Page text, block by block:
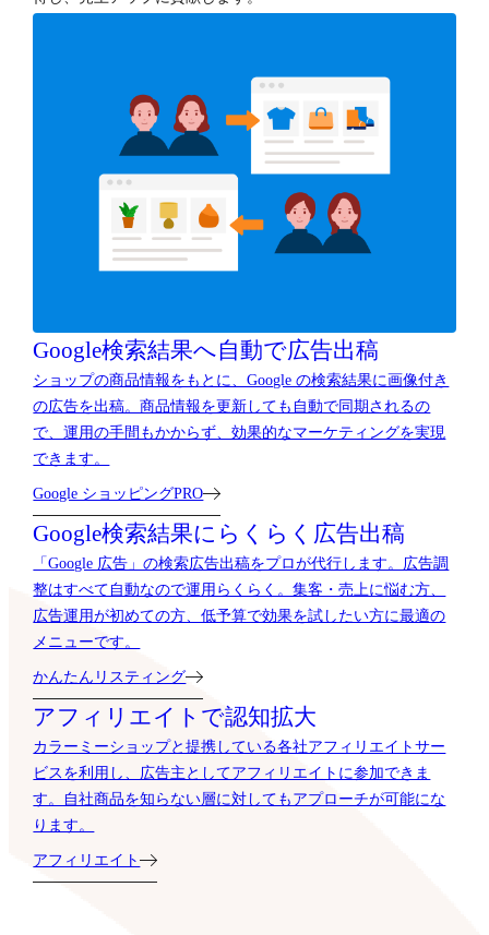
Google検索結果へ自動で広告出稿
ショップの商品情報をもとに、Google の検索結果に画像付き
の広告を出稿。商品情報を更新しても自動で同期されるの
で、運用の手間もかからず、効果的なマーケティングを実現
できます。
Google ショッピングPRO
Google検索結果に らくらく広告出稿
「Google 広告」の検索広告出稿をプロが代行します。広告調
整はすべて自動なので運用らくらく。集客・売上に悩む方、
広告運用が初めての方、低予算で効果を試したい方に最適の
メニューです。
かんたんリスティング
アフィリエイトで認知拡大
カラーミーショップと提携している各社アフィリエイトサー
ビスを利用し、広告主としてアフィリエイトに参加できま
す。自社商品を知らない層に対してもアプローチが可能にな
ります。
アフィリエイト